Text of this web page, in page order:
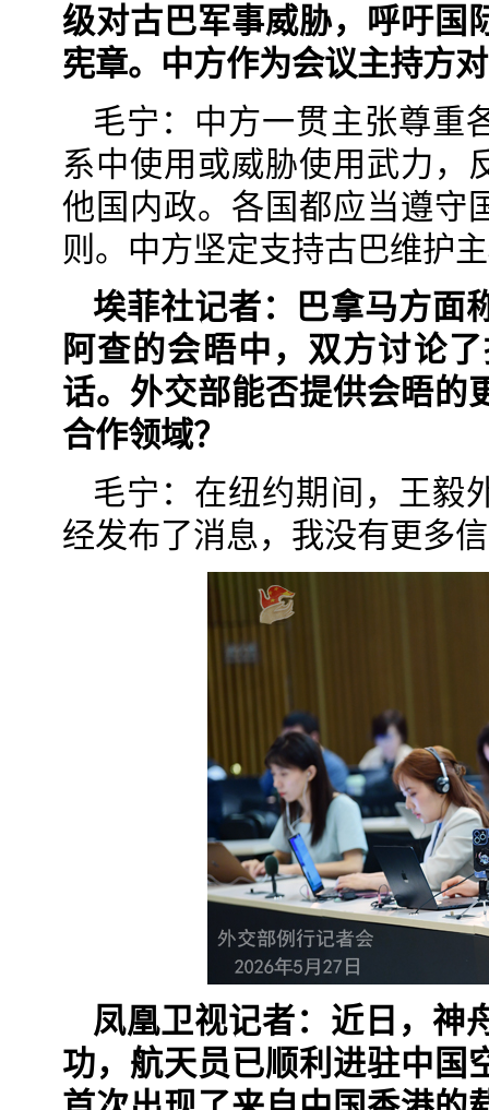
级对古巴军事威胁，呼吁国
宪章。中方作为会议主持方
毛宁：中方一贯主张尊重
系中使用或威胁使用武力，
他国内政。各国都应当遵守
则。中方坚定支持古巴维护
埃菲社记者：巴拿马方面
阿查的会晤中，双方讨论
话。外交部能否提供会晤的
合作领域？
毛宁：在纽约期间，王毅
经发布了消息，我没有更多
凤凰卫视记者：近日，神
功，航天员已顺利进驻中国